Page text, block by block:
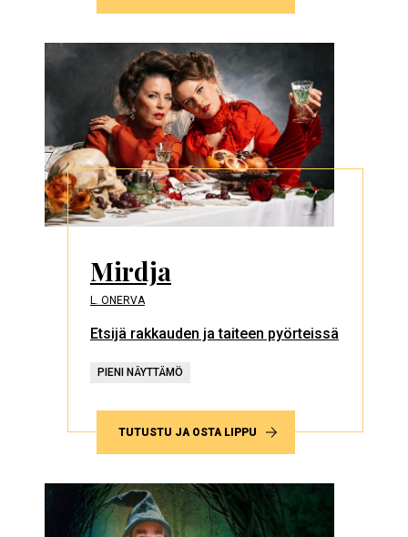
Mirdja
L. ONERVA
Etsijä rakkauden ja taiteen pyörteissä
PIENI NÄYTTÄMÖ
TUTUSTU JA OSTA LIPPU